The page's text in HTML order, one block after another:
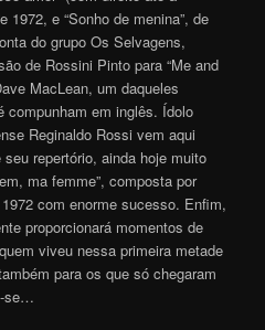
e “Sonho de menina”, de
do grupo Os Selvagens,
de Rossini Pinto para “Me and
MacLean, um daqueles
compunham em inglês. Ídolo
Reginaldo Rossi vem aqui
repertório, ainda hoje muito
ma femme”, composta por
com enorme sucesso. Enfim,
proporcionará momentos de
viveu nessa primeira metade
para os que só chegaram
se…